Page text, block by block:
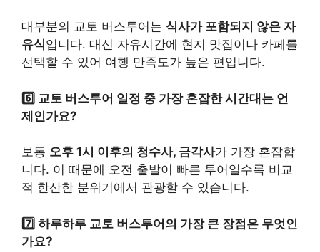
대부분의 교토 버스투어는 식사가 포함되지 않은 자
유식입니다. 대신 자유시간에 현지 맛집이나 카페를
선택할 수 있어 여행 만족도가 높은 편입니다.
6️⃣ 교토 버스투어 일정 중 가장 혼잡한 시간대는 언
제인가요?
보통 오후 1시 이후의 청수사, 금각사가 가장 혼잡합
니다. 이 때문에 오전 출발이 빠른 투어일수록 비교
적 한산한 분위기에서 관광할 수 있습니다.
7️⃣ 하루하루 교토 버스투어의 가장 큰 장점은 무엇인
가요?